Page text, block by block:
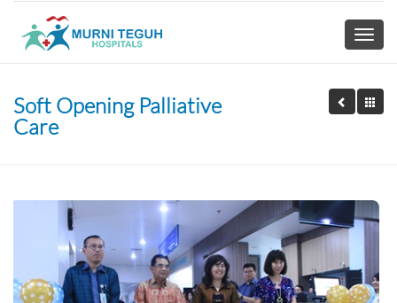
Toggle
Soft Opening Palliative
Care